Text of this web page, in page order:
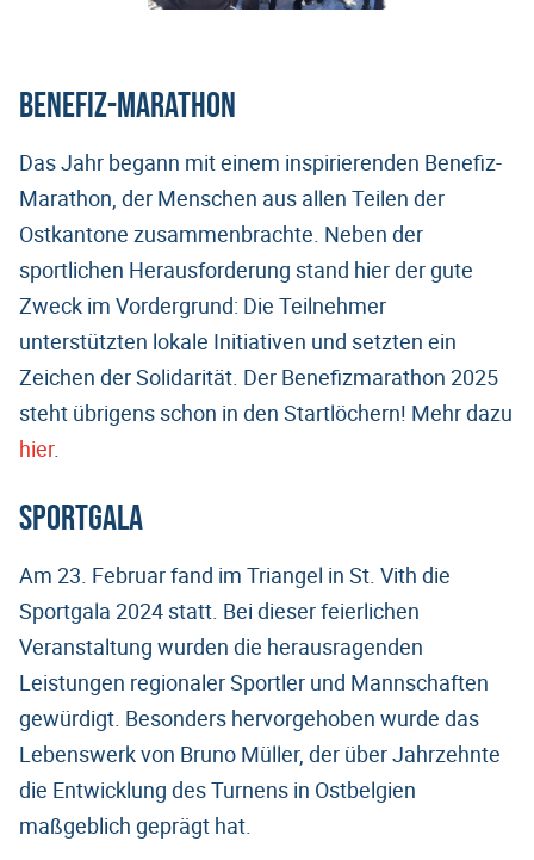
Benefiz-Marathon
Das Jahr begann mit einem inspirierenden Benefiz-
Marathon, der Menschen aus allen Teilen der
Ostkantone zusammenbrachte. Neben der
sportlichen Herausforderung stand hier der gute
Zweck im Vordergrund: Die Teilnehmer
unterstützten lokale Initiativen und setzten ein
Zeichen der Solidarität. Der Benefizmarathon 2025
steht übrigens schon in den Startlöchern! Mehr dazu
hier.
Sportgala
Am 23. Februar fand im Triangel in St. Vith die
Sportgala 2024 statt. Bei dieser feierlichen
Veranstaltung wurden die herausragenden
Leistungen regionaler Sportler und Mannschaften
gewürdigt. Besonders hervorgehoben wurde das
Lebenswerk von Bruno Müller, der über Jahrzehnte
die Entwicklung des Turnens in Ostbelgien
maßgeblich geprägt hat.